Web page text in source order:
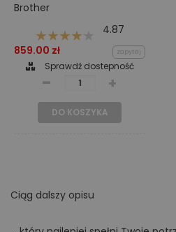
Brother
4.87
859.00 zł
zapytaj
Sprawdź dostepność
- +
DO KOSZYKA
Ciąg dalszy opisu